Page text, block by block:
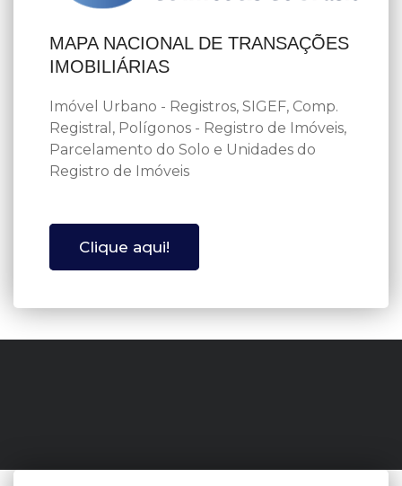
MAPA NACIONAL DE TRANSAÇÕES
IMOBILIÁRIAS
Imóvel Urbano - Registros, SIGEF, Comp.
Registral, Polígonos - Registro de Imóveis,
Parcelamento do Solo e Unidades do
Registro de Imóveis
Clique aqui!